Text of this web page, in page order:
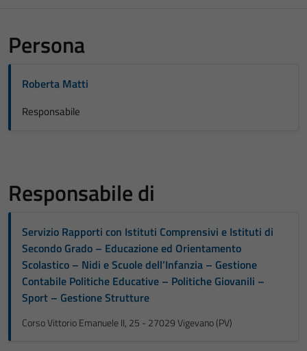
Persona
Roberta Matti
Responsabile
Responsabile di
Servizio Rapporti con Istituti Comprensivi e Istituti di
Secondo Grado – Educazione ed Orientamento
Scolastico – Nidi e Scuole dell’Infanzia – Gestione
Contabile Politiche Educative – Politiche Giovanili –
Sport – Gestione Strutture
Corso Vittorio Emanuele II, 25 - 27029 Vigevano (PV)